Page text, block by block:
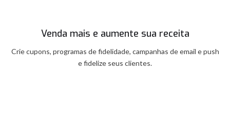
Venda mais e aumente sua receita
Crie cupons, programas de fidelidade, campanhas de email e push
e fidelize seus clientes.